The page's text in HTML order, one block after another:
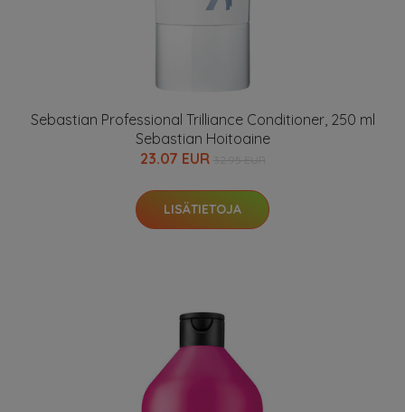
Sebastian Professional Trilliance Conditioner, 250 ml
Sebastian Hoitoaine
23.07 EUR
LISÄTIETOJA